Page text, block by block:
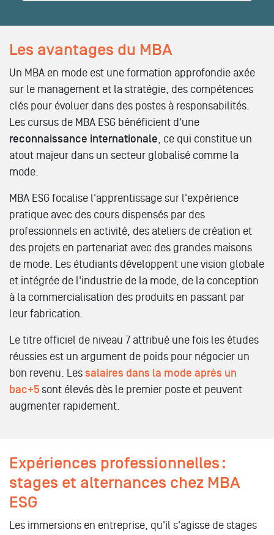
Les avantages du MBA
Un MBA en mode est une formation approfondie axée
sur le management et la stratégie, des compétences
clés pour évoluer dans des postes à responsabilités.
Les cursus de MBA ESG bénéficient d'une
reconnaissance internationale, ce qui constitue un
atout majeur dans un secteur globalisé comme la
mode.
MBA ESG focalise l'apprentissage sur l'expérience
pratique avec des cours dispensés par des
professionnels en activité, des ateliers de création et
des projets en partenariat avec des grandes maisons
de mode. Les étudiants développent une vision globale
et intégrée de l'industrie de la mode, de la conception
à la commercialisation des produits en passant par
leur fabrication.
Le titre officiel de niveau 7 attribué une fois les études
réussies est un argument de poids pour négocier un
bon revenu. Les salaires dans la mode après un
bac+5 sont élevés dès le premier poste et peuvent
augmenter rapidement.
Expériences professionnelles :
stages et alternances chez MBA
ESG
Les immersions en entreprise, qu'il s'agisse de stages